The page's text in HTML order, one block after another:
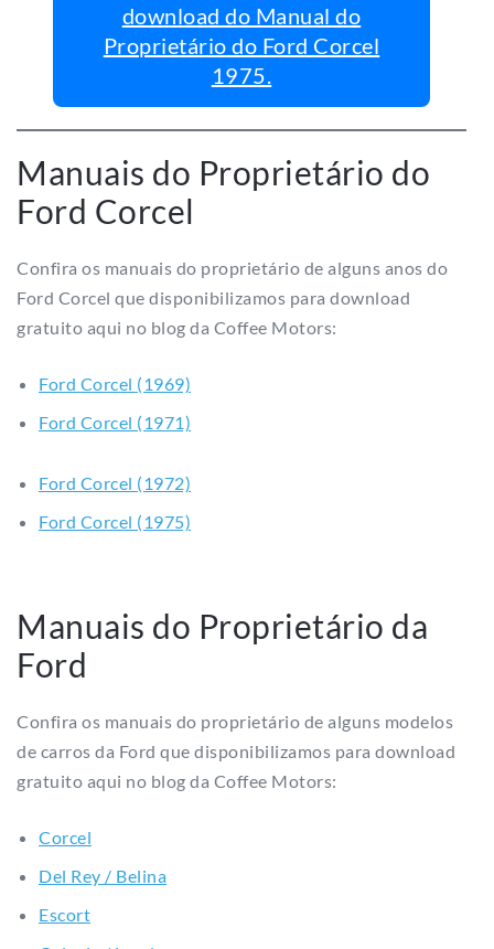
download do Manual do
Proprietário do Ford Corcel
1975.
Manuais do Proprietário do
Ford Corcel
Confira os manuais do proprietário de alguns anos do
Ford Corcel que disponibilizamos para download
gratuito aqui no blog da Coffee Motors:
Ford Corcel (1969)
Ford Corcel (1971)
Ford Corcel (1972)
Ford Corcel (1975)
Manuais do Proprietário da
Ford
Confira os manuais do proprietário de alguns modelos
de carros da Ford que disponibilizamos para download
gratuito aqui no blog da Coffee Motors:
Corcel
Del Rey / Belina
Escort